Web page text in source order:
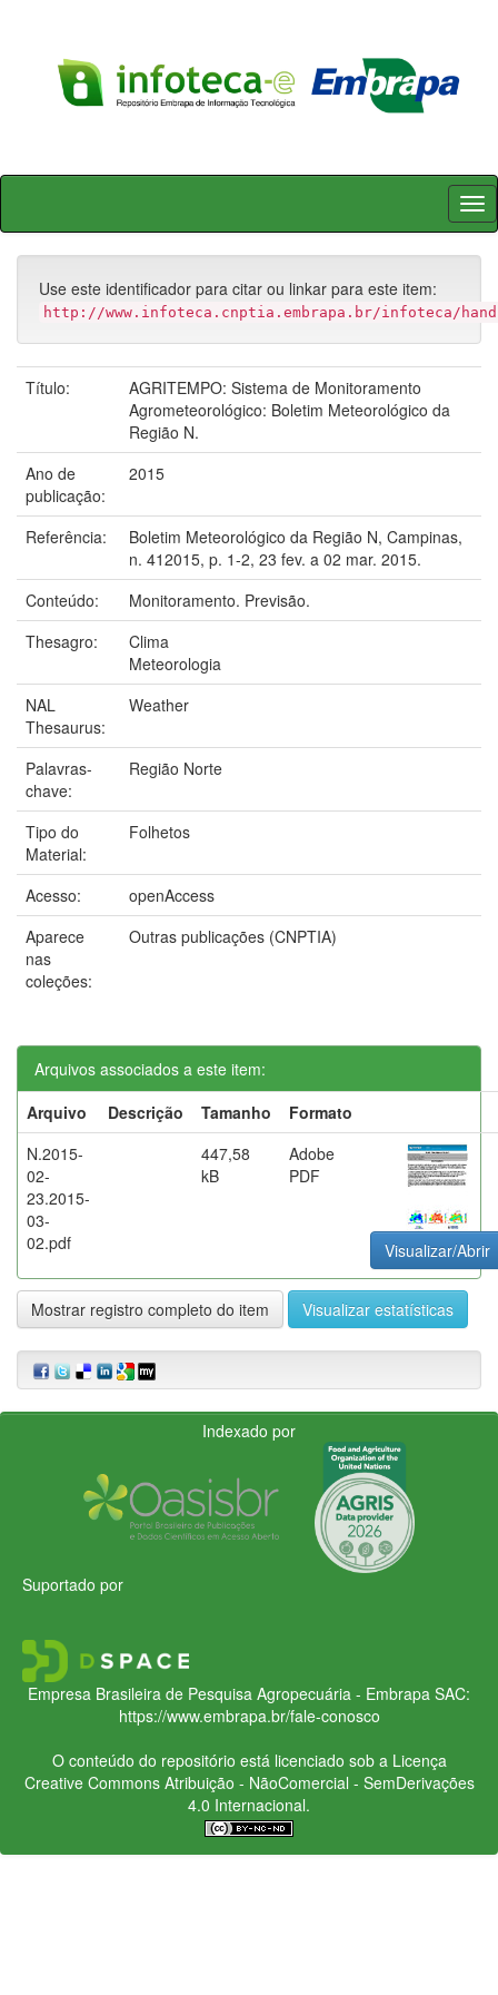
Skip
Use este identificador para citar ou linkar para este item:
http://www.infoteca.cnptia.embrapa.br/infoteca/
Título:
AGRITEMPO: Sistema de Monitoramento
Agrometeorológico: Boletim Meteorológico da
Região N.
Ano de
publicação:
2015
Referência:
Boletim Meteorológico da Região N, Campinas,
n. 412015, p. 1-2, 23 fev. a 02 mar. 2015.
Conteúdo:
Monitoramento. Previsão.
Thesagro:
Clima
Meteorologia
NAL
Thesaurus:
Weather
Palavras-
chave:
Região Norte
Tipo do
Material:
Folhetos
Acesso:
openAccess
Aparece
nas
coleções:
Outras publicações (CNPTIA)
Arquivos associados a este item:
Arquivo
Descrição Tamanho
Formato
N.2015-
02-
23.2015-
03-
02.pdf
447,58
kB
Adobe
PDF
Visualizar/Abrir
Mostrar registro completo do item Visualizar estatísticas
Indexado por
Suportado por
Empresa Brasileira de Pesquisa Agropecuária - Embrapa SAC:
https://www.embrapa.br/fale-conosco
O conteúdo do repositório está licenciado sob a Licença
Creative CommonsAtribuição - NãoComercial - SemDerivações
4.0 Internacional.